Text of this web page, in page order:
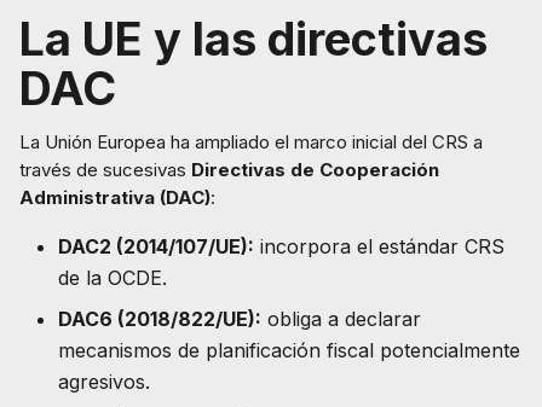
La UE y las directivas
DAC
La Unión Europea ha ampliado el marco inicial del CRS a
través de sucesivas Directivas de Cooperación
Administrativa (DAC):
DAC2 (2014/107/UE): incorpora el estándar CRS
de la OCDE.
DAC6 (2018/822/UE): obliga a declarar
mecanismos de planificación fiscal potencialmente
agresivos.